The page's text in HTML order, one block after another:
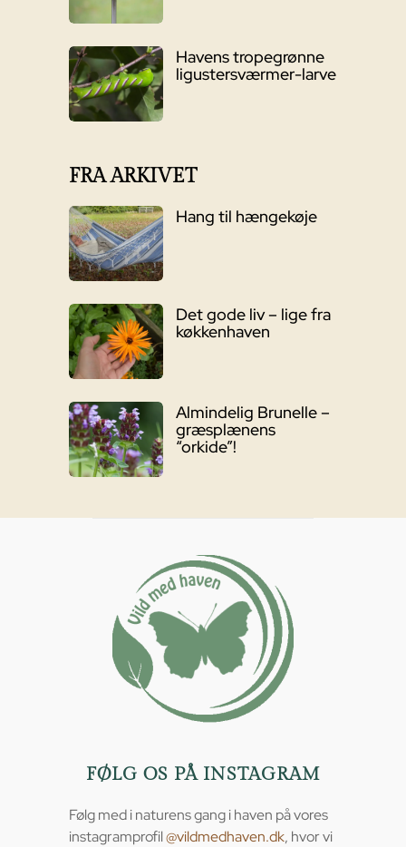
Havens tropegrønne
ligustersværmer-larve
FRA ARKIVET
Hang til hængekøje
Det gode liv – lige fra
køkkenhaven
Almindelig Brunelle –
græsplænens
“orkide”!
FØLG OS PÅ INSTAGRAM
Følg med i naturens gang i haven på vores
instagramprofil@vildmedhaven.dk, hvor vi